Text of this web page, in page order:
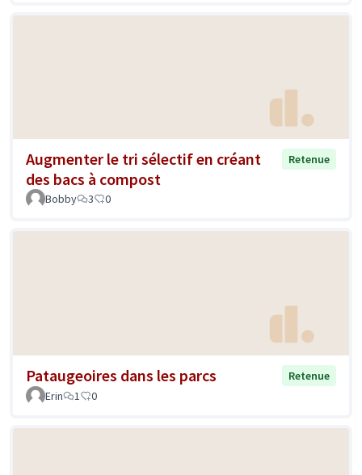
Augmenter le tri sélectif en créant
des bacs à compost
Retenue
Bobby 3 0
Pataugeoires dans les parcs
Retenue
Erin
1 0